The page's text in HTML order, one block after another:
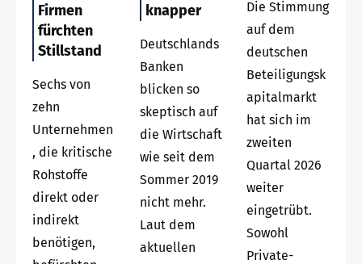
Firmen
fürchten
Stillstand
Sechs von
zehn
Unternehmen
, die kritische
Rohstoffe
direkt oder
indirekt
benötigen,
knapper
Deutschlands
Banken
blicken so
skeptisch auf
die Wirtschaft
wie seit dem
Sommer 2019
nicht mehr.
Laut dem
aktuellen
Die Stimmung
auf dem
deutschen
Beteiligungsk
apitalmarkt
hat sich im
zweiten
Quartal 2026
weiter
eingetrübt.
Sowohl
Private-